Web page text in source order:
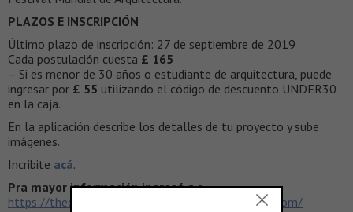
PLAZOS E INSCRIPCIÓN
Último plazo de inscripción: 27 de septiembre de 2019
Cada postulación cuesta £ 165
– Si es menor de 30 años o estudiante de arquitectura, puede
ingresar por £ 55 utilizando el código de descuento UNDER30
en la caja.
En la aplicación describe los detalles de tu proyecto y sube
imágenes.
Incribite acá.
Pra mayor información ingresá a >
https://thedrawingprize.worldarchitecturefestival.com/